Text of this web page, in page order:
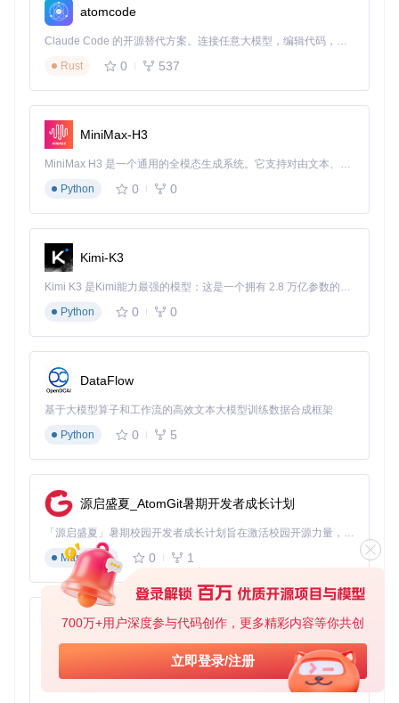
700万+用户深度参与代码创作，更多精彩内容等你共创
立即登录/注册
// 或者使用CocoaPods
pod 'SwiftUI
之后，通过添加 .simpleToast()
立即尝试 SimpleToast，为您的应用增加独特而实用的通知体
验吧！
atomcode
Claude Code 的开源替代方案。连接任意大模型，编辑代码，运行命令，自动验证 — 全自动执行。用 Rust 构建，极致性能。 ｜ An open-source alternative to Claude Code. Connect any LLM, edit code, run commands, and verify changes — autonomously. Built in Rust for speed. Get Started
Rust
0 537
MiniMax-H3
MiniMax H3 是一个通用的全模态生成系统。它支持对由文本、图像、视频和音频组成的多模态上下文进行统一理解，并能生成分辨率高达 2K、时长可达 15 秒的带原生立体声音频的视频。得益于面向任务泛化的系统设计，H3 在预训练阶段就已具备广泛的多模态上下文理解与生成能力，能够出色地执行复杂的多模态指令。
Python
0 0
Kimi-K3
Kimi K3 是Kimi能力最强的模型：这是一个拥有 2.8 万亿参数的混合专家（MoE）模型，具备原生视觉理解能力，并支持 100 万 token 的上下文窗口。
Python
0 0
DataFlow
基于大模型算子和工作流的高效文本大模型训练数据合成框架
Python
0 5
源启盛夏_AtomGit暑期开发者成长计划
「源启盛夏」暑期校园开发者成长计划旨在激活校园开源力量，通过积分激励、认证扶持、资源倾斜等形式，引导高校组织和开发者完成「入驻 — 建项目 — 做贡献 — 获认证 — 得资源」的完整闭环。无论你是想带领社团入驻平台的组织者，还是希望用代码贡献证明自己的开发者，都能在这里找到属于你的成长路径。
Markdown
0 1
py-xiaozhi
基于Python的Xiaozhi AI，适用于想要完整Xiaozhi体验而无需拥有专用硬件的用户。
Python
0 1